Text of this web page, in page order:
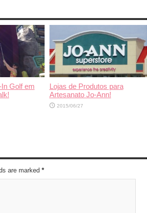
Golf em
Lojas de Produtos para
Artesanato Jo-Ann!
2015/06/27
are marked *